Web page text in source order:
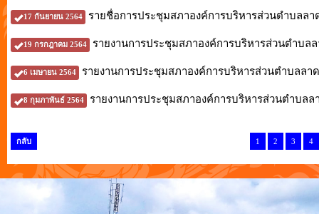
17 กันยายน 2564 รายชื่อการประชุมสภาองค์การบริหารส่วนตำบลล
19 กรกฎาคม 2564 รายงานการประชุมสภาองค์การบริหารส่วนตำบ
6 เมษายน 2564 รายงานการประชุมสภาองค์การบริหารส่วนตำบลล
8 กุมภาพันธ์ 2564 รายงานการประชุมสภาองค์การบริหารส่วนตำบล
กลับ 1 2 3 4